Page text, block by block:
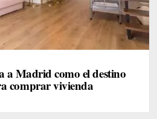
a Madrid como el destino
comprar vivienda